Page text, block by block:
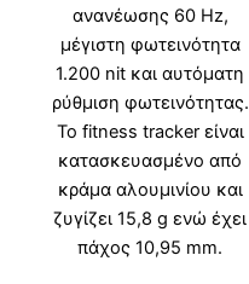
ανανέωσης 60 Hz,
μέγιστη φωτεινότητα
1.200 nit και αυτόματη
ρύθμιση φωτεινότητας.
Το fitness tracker είναι
κατασκευασμένο από
κράμα αλουμινίου και
ζυγίζει 15,8 g ενώ έχει
πάχος 10,95 mm.